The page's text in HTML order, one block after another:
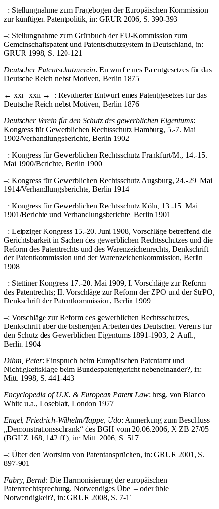
–: Stellungnahme zum Fragebogen der Europäischen Kommission
zur künftigen Patentpolitik, in: GRUR 2006, S. 390-393
–: Stellungnahme zum Grünbuch der EU-Kommission zum
Gemeinschaftspatent und Patentschutzsystem in Deutschland, in:
GRUR 1998, S. 120-121
Deutscher Patentschutzverein: Entwurf eines Patentgesetzes für das
Deutsche Reich nebst Motiven, Berlin 1875
← xxi | xxii →–: Revidierter Entwurf eines Patentgesetzes für das
Deutsche Reich nebst Motiven, Berlin 1876
Deutscher Verein für den Schutz des gewerblichen Eigentums:
Kongress für Gewerblichen Rechtsschutz Hamburg, 5.-7. Mai
1902/Verhandlungsberichte, Berlin 1902
–: Kongress für Gewerblichen Rechtsschutz Frankfurt/M., 14.-15.
Mai 1900/Berichte, Berlin 1900
–: Kongress für Gewerblichen Rechtsschutz Augsburg, 24.-29. Mai
1914/Verhandlungsberichte, Berlin 1914
–: Kongress für Gewerblichen Rechtsschutz Köln, 13.-15. Mai
1901/Berichte und Verhandlungsberichte, Berlin 1901
–: Leipziger Kongress 15.-20. Juni 1908, Vorschläge betreffend die
Gerichtsbarkeit in Sachen des gewerblichen Rechtsschutzes und die
Reform des Patentrechts und des Warenzeichenrechts, Denkschrift
der Patentkommission und der Warenzeichenkommission, Berlin
1908
–: Stettiner Kongress 17.-20. Mai 1909, I. Vorschläge zur Reform
des Patentrechts; II. Vorschläge zur Reform der ZPO und der StrPO,
Denkschrift der Patentkommission, Berlin 1909
–: Vorschläge zur Reform des gewerblichen Rechtsschutzes,
Denkschrift über die bisherigen Arbeiten des Deutschen Vereins für
den Schutz des Gewerblichen Eigentums 1891-1903, 2. Aufl.,
Berlin 1904
Dihm, Peter: Einspruch beim Europäischen Patentamt und
Nichtigkeitsklage beim Bundespatentgericht nebeneinander?, in:
Mitt. 1998, S. 441-443
Encyclopedia of U.K. & European Patent Law: hrsg. von Blanco
White u.a., Loseblatt, London 1977
Engel, Friedrich-Wilhelm/Tappe, Udo: Anmerkung zum Beschluss
„Demonstrationsschrank“ des BGH vom 20.06.2006, X ZB 27/05
(BGHZ 168, 142 ff.), in: Mitt. 2006, S. 517
–: Über den Wortsinn von Patentansprüchen, in: GRUR 2001, S.
897-901
Fabry, Bernd: Die Harmonisierung der europäischen
Patentrechtsprechung. Notwendiges Übel – oder üble
Notwendigkeit?, in: GRUR 2008, S. 7-11